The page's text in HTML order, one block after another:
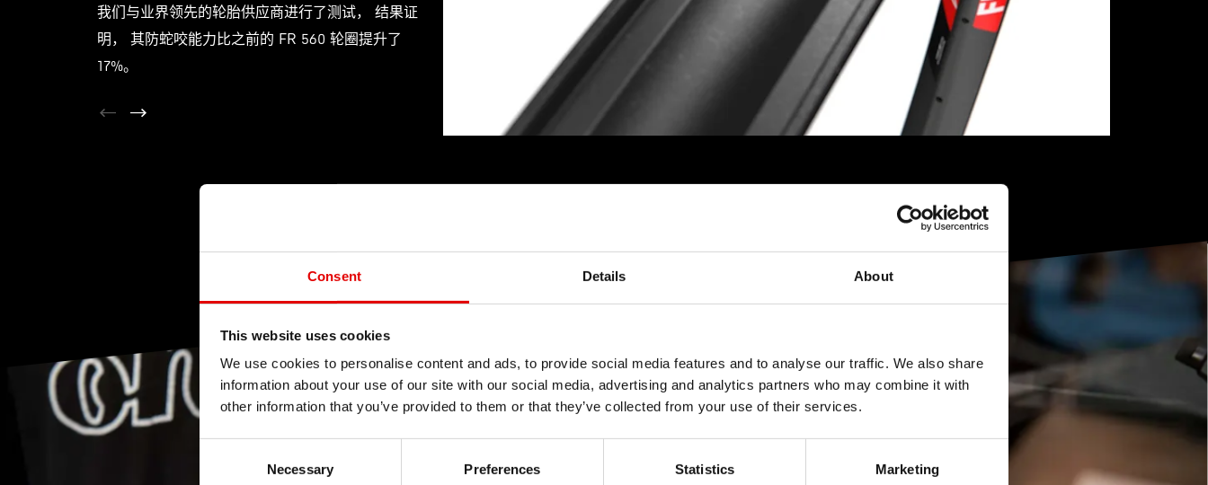
Consent Details About
This website uses cookies
We use cookies to personalise content and ads, to provide social media features and to analyse our traffic. We also share
information about your use of our site with our social media, advertising and analytics partners who may combine it with
other information that you’ve provided to them or that they’ve collected from your use of their services.
Necessary
Preferences Statistics Marketing
我们与业界领先的轮胎供应商进行了测试， 结果证
明， 其防蛇咬能力比之前的 FR 560 轮圈提升了
17%。